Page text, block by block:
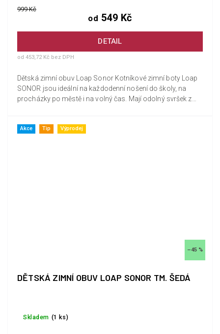
DETAIL
od 453,72 Kč bez DPH
999 Kč
od 549 Kč
Dětská zimní obuv Loap Sonor Kotníkové zimní boty Loap
SONOR jsou ideální na každodenní nošení do školy, na
procházky po městě i na volný čas. Mají odolný svršek z
Akce Tip Výprodej
–45 %
DĚTSKÁ ZIMNÍ OBUV LOAP SONOR TM. ŠEDÁ
Skladem (1 ks)